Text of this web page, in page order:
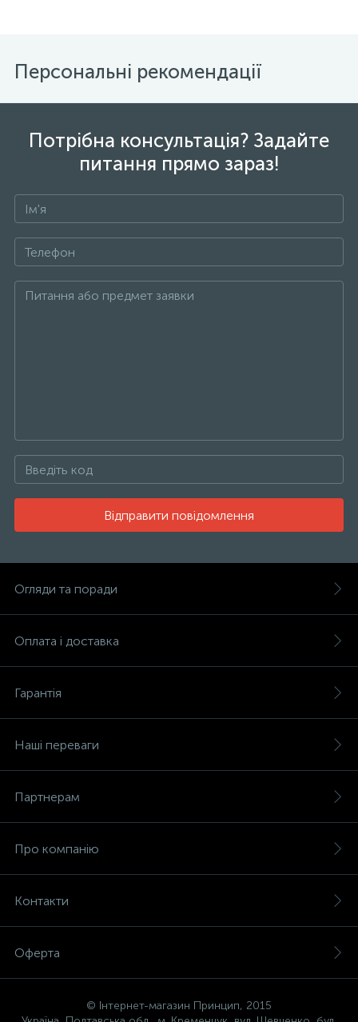
Персональні рекомендації
Потрібна консультація? Задайте
питання прямо зараз!
Відправити повідомлення
Огляди та поради
Оплата і доставка
Гарантія
Наші переваги
Партнерам
Про компанію
Контакти
Оферта
© Інтернет-магазин Принцип, 2015